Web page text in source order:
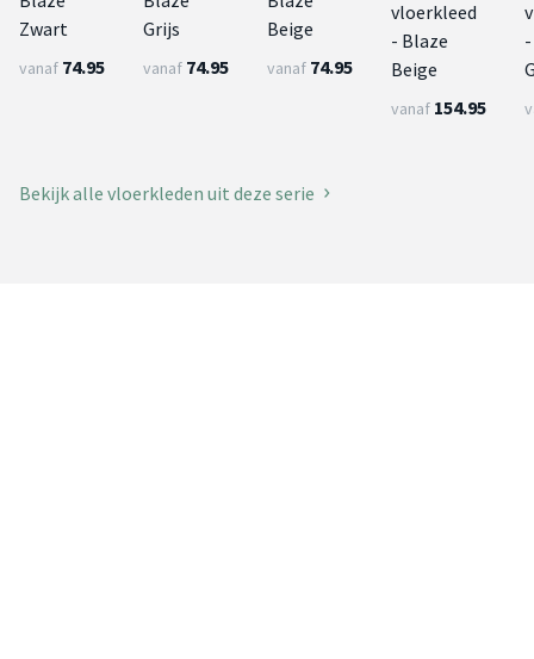
Zwart
vanaf 74.95
Grijs
vanaf 74.95
Beige
vanaf 74.95
vloerkleed
- Blaze
Beige
vanaf 154.95
Bekijk alle vloerkleden uit deze serie